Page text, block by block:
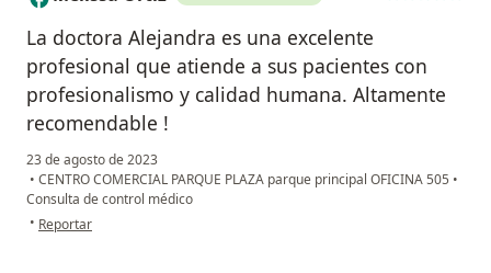
La doctora Alejandra es una excelente
profesional que atiende a sus pacientes con
profesionalismo y calidad humana. Altamente
recomendable !
23 de agosto de 2023
• CENTRO COMERCIAL PARQUE PLAZA parque principal OFICINA 505 •
Consulta de control médico
• en opinión del usuario Melissa Ortiz
Reportar